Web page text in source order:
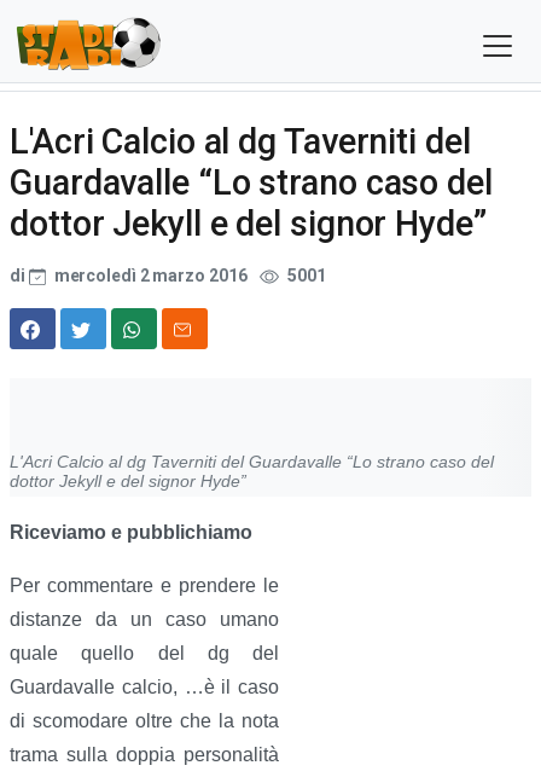
L'Acri Calcio al dg Taverniti del
Guardavalle “Lo strano caso del
dottor Jekyll e del signor Hyde”
di mercoledì 2 marzo 2016 5001
L'Acri Calcio al dg Taverniti del Guardavalle “Lo strano caso del
dottor Jekyll e del signor Hyde”
Riceviamo e pubblichiamo
Per commentare e prendere le
distanze da un caso umano
quale quello del dg del
Guardavalle calcio, …è il caso
di scomodare oltre che la nota
trama sulla doppia personalità